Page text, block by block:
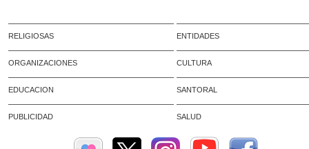
RELIGIOSAS ENTIDADES
ORGANIZACIONES CULTURA
EDUCACION SANTORAL
PUBLICIDAD SALUD